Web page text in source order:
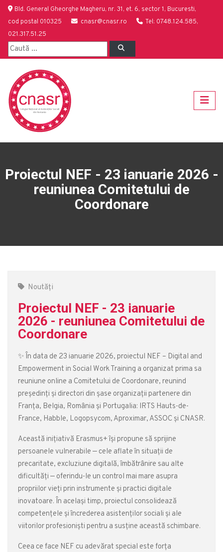
Bld. General Gheorghe Magheru, nr. 31, et. 6, sector 1, Bucuresti,
cod postal 010325
cnasr@cnasr.ro
Tel: 0748.124.585,
021.317.51.25
Proiectul NEF - 23 ianuarie 2026 -
reuniunea Comitetului de
Coordonare
Noutăți
Proiectul NEF - 23 ianuarie
2026 - reuniunea Comitetului de
Coordonare
✨ În data de 23 ianuarie 2026, proiectul NEF – Digital and
Empowerment in Social Work Training a organizat prima sa
reuniune online a Comitetului de Coordonare, reunind
președinți și directori din șase organizații partenere din
Franța, Belgia, România și Portugalia: IRTS Hauts-de-
France, Habble, Logopsycom, Aproximar, ASSOC și CNASR.
Această inițiativă Erasmus+ își propune să sprijine
persoanele vulnerabile — cele aflate în situații de
precaritate, excluziune digitală, îmbătrânire sau alte
dificultăți — oferindu-le un control mai mare asupra
propriilor vieți prin instrumente și practici digitale
inovatoare. În același timp, proiectul consolidează
competențele și încrederea asistenților sociali și ale
viitorilor profesioniști pentru a susține această schimbare.
Ceea ce face NEF cu adevărat special este forța